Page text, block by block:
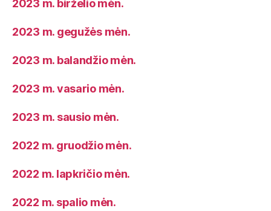
2023 m. birželio mėn.
2023 m. gegužės mėn.
2023 m. balandžio mėn.
2023 m. vasario mėn.
2023 m. sausio mėn.
2022 m. gruodžio mėn.
2022 m. lapkričio mėn.
2022 m. spalio mėn.